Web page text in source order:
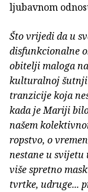
ljubavnom
Što vrijedi da u
disfunkcionalne
obitelji maloga
kulturalnoj šutnji
tranzicije koja
kada je Mariji
našem
ropstvo, o
nestane u
više spretno
tvrtke, udruge...